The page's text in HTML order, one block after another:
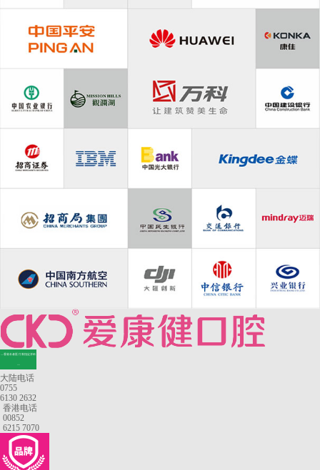
—香港长者医疗券指定牙科
大陆电话
0755
6130 2632
香港电话
00852
6215 7070